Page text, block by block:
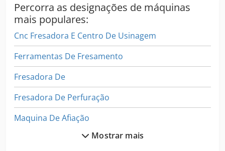
Percorra as designações de máquinas
mais populares:
Cnc Fresadora E Centro De Usinagem
Ferramentas De Fresamento
Fresadora De
Fresadora De Perfuração
Maquina De Afiação
Maquinas De CarpintariaMostrar mais